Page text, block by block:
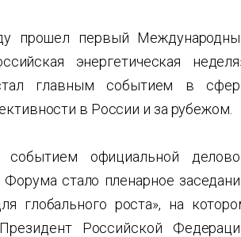
прошел первый
энергетическая
главным событием в
в России и за рубежом.
официальной
стало пленарное
глобального роста», на
Российской